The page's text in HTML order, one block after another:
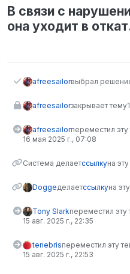
В связи с
она уходит в
afreesailorвыбрал
afreesailorзакрывает тему
afreesailorпереместил
16 мая 2025 г., 07:08
Система делаетссылкуна
Doggeделаетссылкуна
Tony Slarkпереместил
15 авг. 2025 г., 22:35
tenebrisпереместил эту
15 авг. 2025 г., 22:53